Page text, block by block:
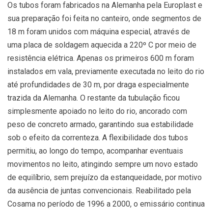
Os tubos foram fabricados na Alemanha pela Europlast e
sua preparação foi feita no canteiro, onde segmentos de
18 m foram unidos com máquina especial, através de
uma placa de soldagem aquecida a 220º C por meio de
resistência elétrica. Apenas os primeiros 600 m foram
instalados em vala, previamente executada no leito do rio
até profundidades de 30 m, por draga especialmente
trazida da Alemanha. O restante da tubulação ficou
simplesmente apoiado no leito do rio, ancorado com
peso de concreto armado, garantindo sua estabilidade
sob o efeito da correnteza. A flexibilidade dos tubos
permitiu, ao longo do tempo, acompanhar eventuais
movimentos no leito, atingindo sempre um novo estado
de equilíbrio, sem prejuízo da estanqueidade, por motivo
da ausência de juntas convencionais. Reabilitado pela
Cosama no período de 1996 a 2000, o emissário continua